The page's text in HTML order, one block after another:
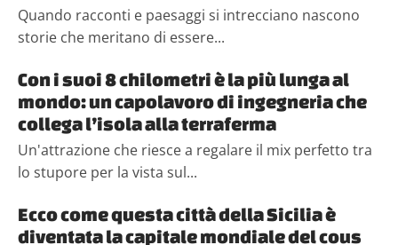
Quando racconti e paesaggi si intrecciano nascono
storie che meritano di essere...
Con i suoi 8 chilometri è la più lunga al
mondo: un capolavoro di ingegneria che
collega l’isola alla terraferma
Un'attrazione che riesce a regalare il mix perfetto tra
lo stupore per la vista sul...
Ecco come questa città della Sicilia è
diventata la capitale mondiale del cous